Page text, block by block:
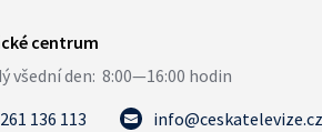
261 136 113 info@ceskatelevize.cz